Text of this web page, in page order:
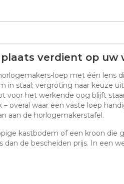
verdient op uw
loep met één lens
staal; vergroting naar keuze uit
voor het werkende oog blijft
overal waar een vaste loep
aan de horlogemakerstafel.
kastbodem of een kroon die
de bescheiden prijs. In een